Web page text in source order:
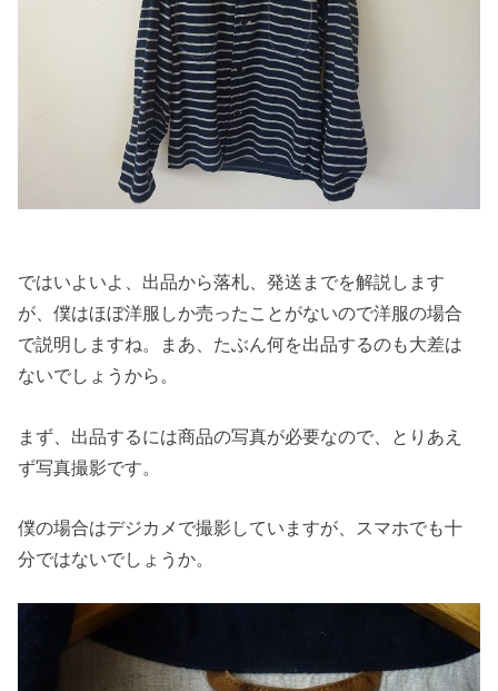
ではいよいよ、出品から落札、発送までを解説します
が、僕はほぼ洋服しか売ったことがないので洋服の場合
で説明しますね。まあ、たぶん何を出品するのも大差は
ないでしょうから。
まず、出品するには商品の写真が必要なので、とりあえ
ず写真撮影です。
僕の場合はデジカメで撮影していますが、スマホでも十
分ではないでしょうか。